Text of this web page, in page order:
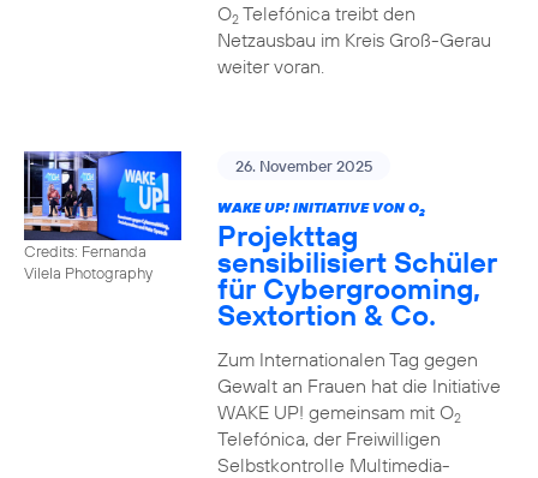
O2Telefónica treibt den
Netzausbau im Kreis Groß-Gerau
weiter voran.
Credits: Fernanda
Vilela Photography
26. November 2025
WAKE UP! INITIATIVE VON O2
Projekttag
sensibilisiert Schüler
für Cybergrooming,
Sextortion & Co.
Zum Internationalen Tag gegen
Gewalt an Frauen hat die Initiative
WAKE UP! gemeinsam mit O2
Telefónica, der Freiwilligen
Selbstkontrolle Multimedia-